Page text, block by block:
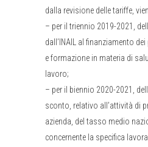
dalla revisione delle tariffe,
– per il triennio 2019-2021,
dall’INAIL al finanziamento
e formazione in materia di
lavoro;
– per il biennio 2020-2021,
sconto, relativo all’attività di
azienda, del tasso medio
concernente la specifica